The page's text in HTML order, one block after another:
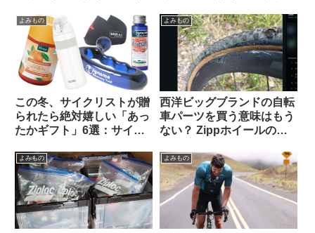
よみもの
この冬、サイクリストが贈
られたら絶対嬉しい「あっ
たかギフト」6選：サイズ
いなく感謝されます
よみもの
西洋ビッグブランドの自転
車パーツを買う意味はもう
ない？ Zippホイールの生
の経緯報告が大きい話題に
よみもの よみもの